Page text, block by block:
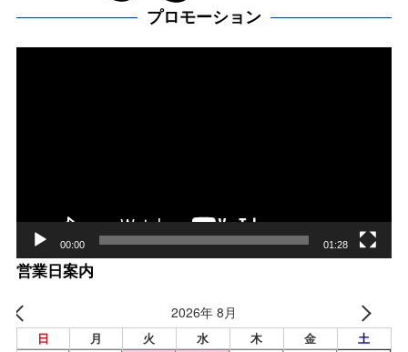
プロモーション
00:00 01:28
営業日案内
2026年 8月
日 月 火 水 木 金 土